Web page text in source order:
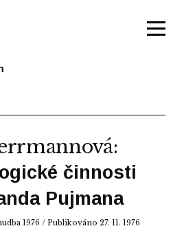
:
činnosti
Pujmana
1976 / Publikováno 27. 11. 1976